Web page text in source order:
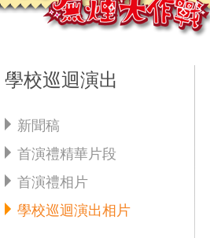
學校巡迴演出
新聞稿
首演禮精華片段
首演禮相片
學校巡迴演出相片